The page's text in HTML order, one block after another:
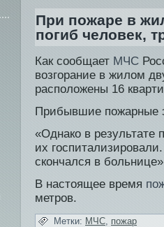
При пожаре в
погиб человек,
Как сообщает МЧС
возгорание в жилом
расположены 16
Прибывшие пοжарные
«Однако в результате
их
скончался в
В настоящее время
метров.
Метки: МЧС, пожар